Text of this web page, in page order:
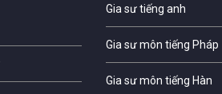
Gia sư tiếng anh
Gia sư môn tiếng Pháp
Gia sư môn tiếng Hàn